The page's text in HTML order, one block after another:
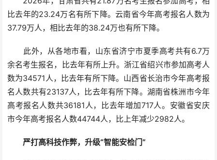
比去年的23.24万名有所下降。云南省今年高考报名人数为
37.79万人，相比去年的38.24万也有所下降。
此外，从各地市看，山东省济宁市夏季高考共有6.7万
余名考生报名，比去年有所上升。浙江省绍兴市参加高考人
数为34571人，比去年有所下降。山西省长治市今年高考报
名人数共有23137人，比去年有所下降。湖南省株洲市今年
高考报名人数共36181人，比去年增加717人。安徽省安庆
市今年高考报名人数44744人，比上年减少2982人。
严打高科技作弊，升级“智能安检门”